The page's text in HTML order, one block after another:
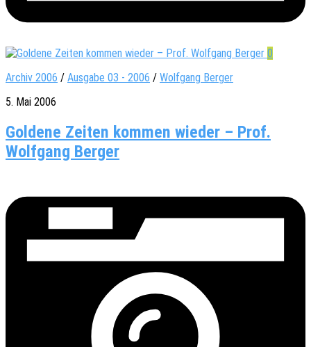
0
Archiv 2006 / Ausgabe 03 - 2006 / Wolfgang Berger
5. Mai 2006
Goldene Zeiten kommen wieder – Prof.
Wolfgang Berger